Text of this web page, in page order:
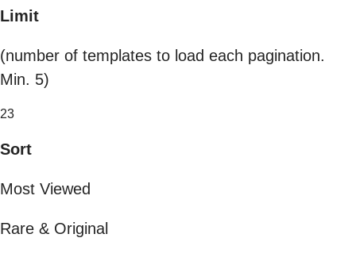
Limit
(number of templates to load each pagination.
Min. 5)
23
Sort
Most Viewed
Rare & Original